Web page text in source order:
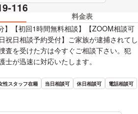
116
料金表
】【初回1時間無料相談】【ZOOM相談可
祝日相談予約受付】ご家族が逮捕されてし
査を受けた方は今すぐご相談下さい。犯
が迅速に対応いたします。
性スタッフ在籍 当日相談可 休日相談可 電話相談可
要素を